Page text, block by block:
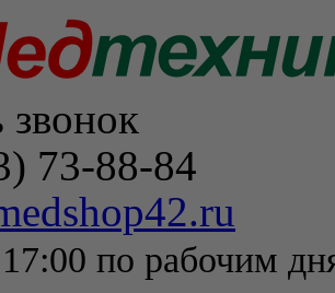
звонок
73-88-84
по рабочим